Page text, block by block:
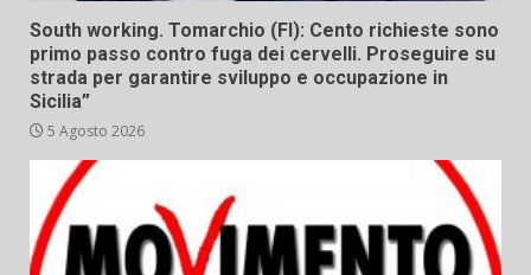
South working. Tomarchio (FI): Cento richieste sono
primo passo contro fuga dei cervelli. Proseguire su
strada per garantire sviluppo e occupazione in
Sicilia”
5 Agosto 2026